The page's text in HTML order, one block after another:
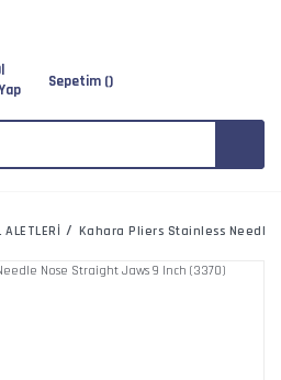
Sepetim ()
ALETLERİ Kahara Pliers Stainless